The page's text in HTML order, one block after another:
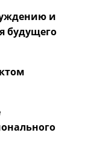
и
будущего